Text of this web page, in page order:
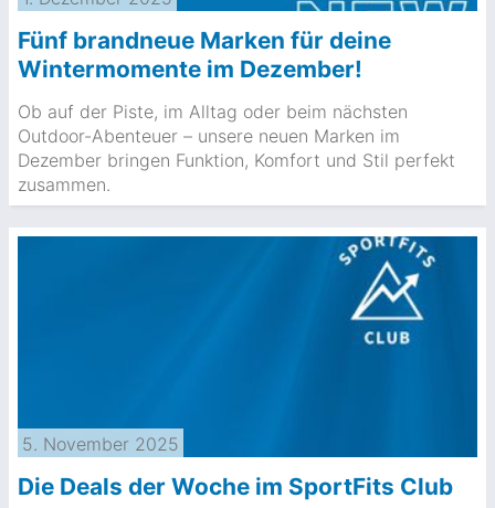
Fünf brandneue Marken für deine
Wintermomente im Dezember!
Ob auf der Piste, im Alltag oder beim nächsten
Outdoor-Abenteuer – unsere neuen Marken im
Dezember bringen Funktion, Komfort und Stil perfekt
zusammen.
Die Deals der Woche im SportFits Club
5. November 2025